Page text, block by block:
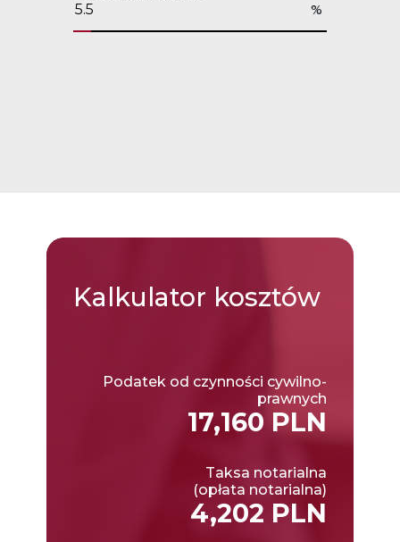
%
Kalkulator kosztów
Podatek od czynności cywilno-
prawnych
17,160 PLN
Taksa notarialna
(opłata notarialna)
4,202 PLN